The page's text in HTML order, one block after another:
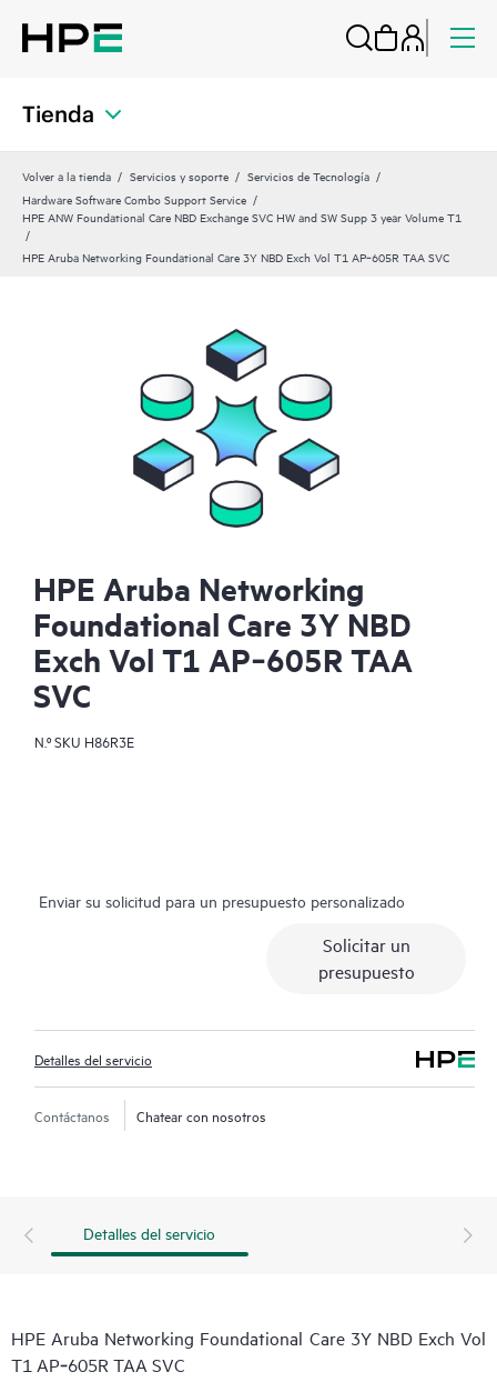
Tienda
Volver a la tienda Servicios y soporte
Servicios de Tecnología
Hardware Software Combo Support Service
HPE ANW Foundational Care NBD Exchange SVC HW and SW Supp 3 year Volume T1
HPE Aruba Networking Foundational Care 3Y NBD Exch Vol T1 AP‑605R TAA SVC
HPE Aruba Networking
Foundational Care 3Y NBD
Exch Vol T1 AP‑605R TAA
SVC
N.º SKU H86R3E
Enviar su solicitud para un presupuesto personalizado
Solicitar un
presupuesto
Detalles del servicio
Contáctanos Chatear con nosotros
Detalles del servicio
HPE Aruba Networking Foundational Care 3Y NBD Exch Vol
T1 AP‑605R TAA SVC